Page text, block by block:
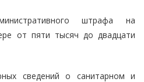
штрафа на
от пяти тысяч до двадцати
сведений о санитарном и